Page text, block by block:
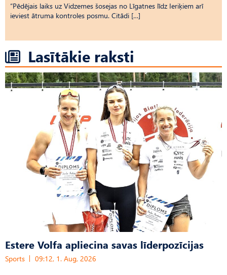
“Pēdējais laiks uz Vid­ze­mes šosejas no Līgatnes līdz Ieriķiem arī
ieviest ātruma kontroles posmu. Citādi […]
Lasītākie raksti
Estere Volfa apliecina savas līderpozīcijas
Sports 09:12, 1. Aug, 2026